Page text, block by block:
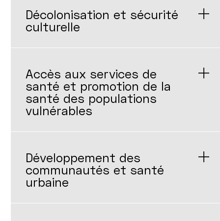
Décolonisation et sécurité
culturelle
Accès aux services de
santé et promotion de la
santé des populations
vulnérables
Développement des
communautés et santé
urbaine